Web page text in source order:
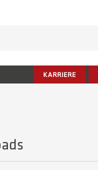
KARRIERE